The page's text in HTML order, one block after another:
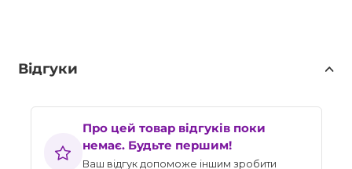
Відгуки
Про цей товар відгуків поки
немає. Будьте першим!
Ваш відгук допоможе іншим зробити